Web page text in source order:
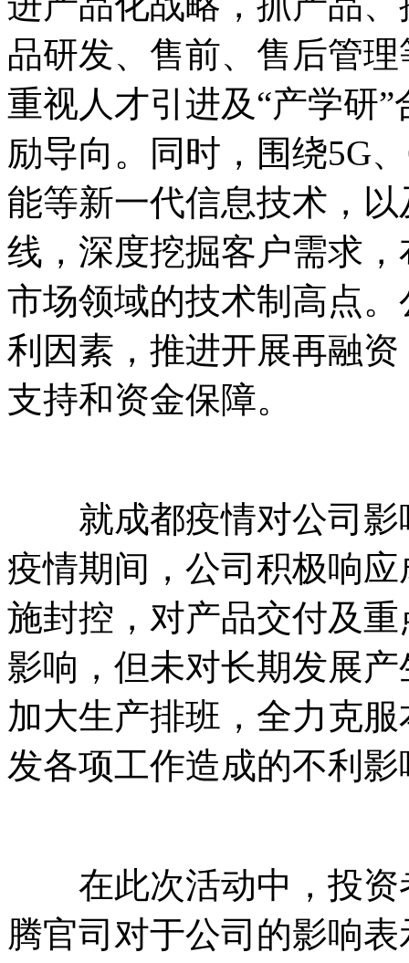
品研发、售前、售后管
重视人才引进及“产学研
励导向。同时，围绕5G
能等新一代信息技术，
线，深度挖掘客户需求
市场领域的技术制高点
利因素，推进开展再融
支持和资金保障。
就成都疫情对公司影
疫情期间，公司积极响
施封控，对产品交付及
影响，但未对长期发展
加大生产排班，全力克
发各项工作造成的不利影
在此次活动中，投资
腾官司对于公司的影响